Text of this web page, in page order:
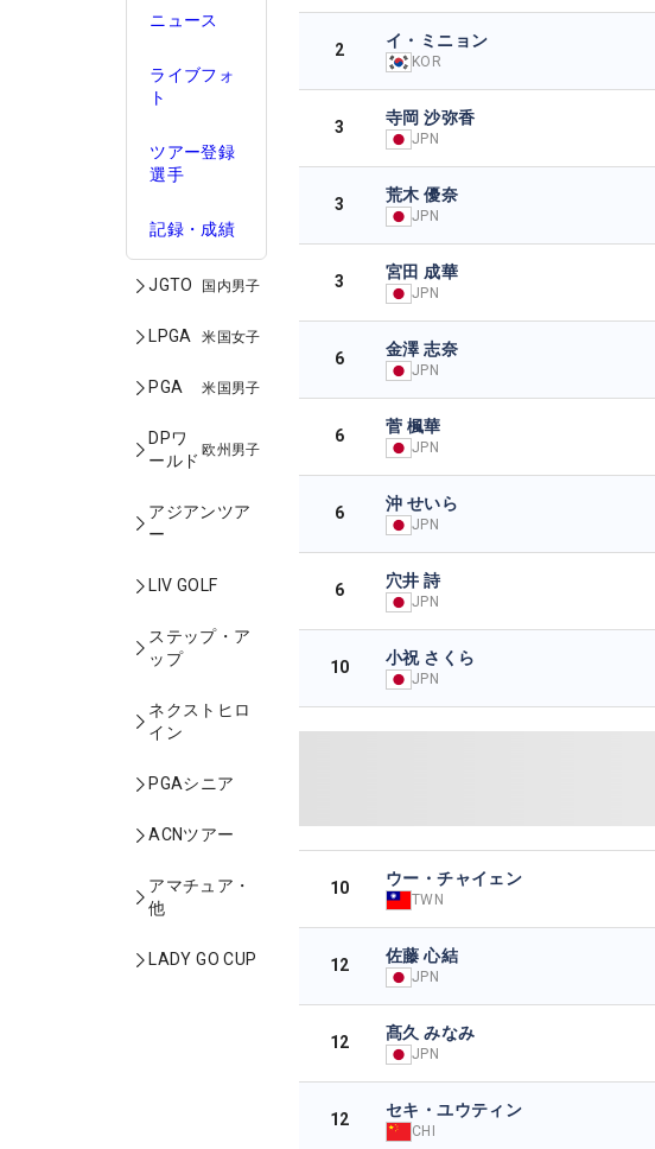
ニュース
ライブフォ
ト
ツアー登録
選手
記録・成績
JGTO 国内男子
LPGA 米国女子
PGA 米国男子
DPワ
ールド
欧州男子
アジアンツア
ー
LIV GOLF
ステップ・ア
ップ
ネクストヒロ
イン
PGAシニア
ACNツアー
アマチュア・
他
LADY GO CUP
2 イ・ミニョン
KOR
3 寺岡 沙弥香
JPN
3 荒木 優奈
JPN
3 宮田 成華
JPN
6 金澤 志奈
JPN
6 菅 楓華
JPN
6 沖 せいら
JPN
6 穴井 詩
JPN
10 小祝 さくら
JPN
10 ウー・チャイェン
TWN
12 佐藤 心結
JPN
12 髙久 みなみ
JPN
12 セキ・ユウティン
CHI